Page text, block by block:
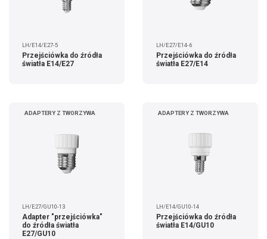
LH/E14/E27-5
Przejściówka do źródła
światła E14/E27
LH/E27/E14-6
Przejściówka do źródła
światła E27/E14
ADAPTERY Z TWORZYWA
LH/E27/GU10-13
Adapter "przejściówka"
do źródła światła
E27/GU10
ADAPTERY Z TWORZYWA
LH/E14/GU10-14
Przejściówka do źródła
światła E14/GU10